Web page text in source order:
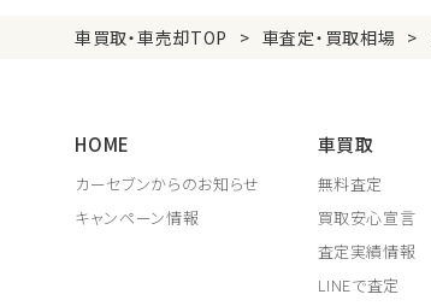
車買取・車売却TOP 車査定・買取相場
HOME
カーセブンからのお知らせ
キャンペーン情報
車買取
無料査定
買取安心宣言
査定実績情報
LINEで査定